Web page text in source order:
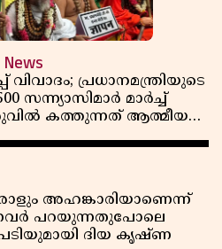
News
വിവാദം; പ്രധാനമന്ത്രിയുടെ
സന്ന്യാസിമാർ മാർച്ച്
കത്തുന്നത് ആത്മീയ
അഹങ്കാരിയാണെന്ന്
പറയുന്നതുപോലെ
ദിയ കൃഷ്ണ